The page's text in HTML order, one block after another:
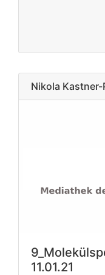
Nikola
11.01.21